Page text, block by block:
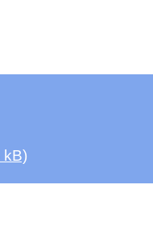
kB)